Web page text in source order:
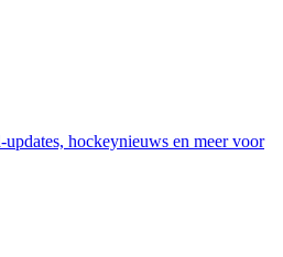
hockeynieuws en meer voor